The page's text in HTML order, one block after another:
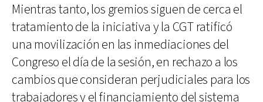
Mientras tanto, los gremios siguen de cerca el
tratamiento de la iniciativa y la CGT ratificó
una movilización en las inmediaciones del
Congreso el día de la sesión, en rechazo a los
cambios que consideran perjudiciales para los
trabajadores y el financiamiento del sistema